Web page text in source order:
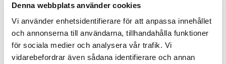
Denna webbplats använder cookies
Vi använder enhetsidentifierare för att anpassa innehållet
och annonserna till användarna, tillhandahålla funktioner
för sociala medier och analysera vår trafik. Vi
vidarebefordrar även sådana identifierare och annan